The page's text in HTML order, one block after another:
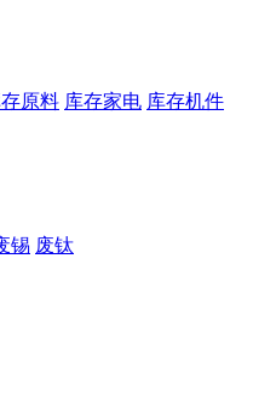
原料 库存家电 库存机件
锡 废钛